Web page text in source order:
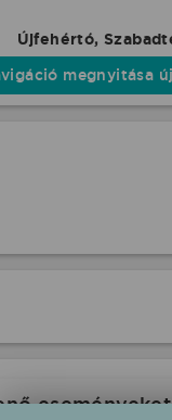
Újfehértó,
megnyitása